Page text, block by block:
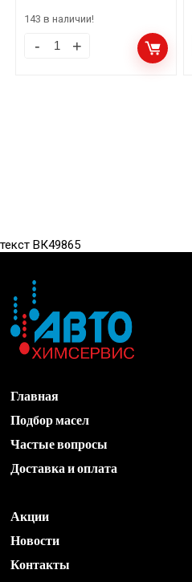
Антифриз
143 в наличии!
текст ВК49865
Главная
Подбор масел
Частые вопросы
Доставка и оплата
Акции
Новости
Контакты